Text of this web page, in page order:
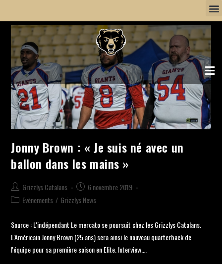
Jonny Brown : « Je suis né avec un
ballon dans les mains »
Grizzlys Catalans
6 novembre 2019
Evènements / Grizzlys News
Source : L'indépendant Le mercato se poursuit chez les Grizzlys Catalans.
L'Américain Jonny Brown (25 ans) sera ainsi le nouveau quarterback de
l'équipe pour sa première saison en Elite. Interview.…